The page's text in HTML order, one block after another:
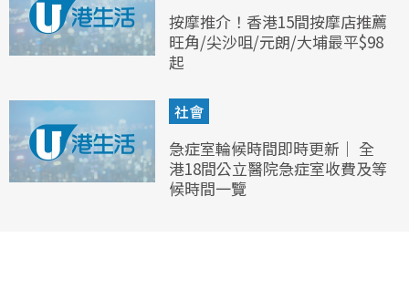
按摩推介！香港15間按摩店推薦
旺角/尖沙咀/元朗/大埔最平$98
起
社會
急症室輪候時間即時更新｜ 全
港18間公立醫院急症室收費及等
候時間一覽